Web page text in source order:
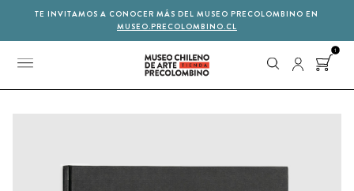
TE INVITAMOS A CONOCER MÁS DEL MUSEO PRECOLOMBINO EN
MUSEO.PRECOLOMBINO.CL
1